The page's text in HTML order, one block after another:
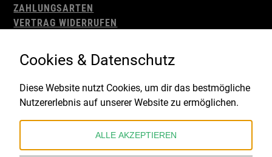
ZAHLUNGSARTEN
VERTRAG WIDERRUFEN
WIDERRUFSBELEHRUNG
IMPRESSUM
Gefördert durch:
Cookies & Datenschutz
Diese Website nutzt Cookies, um dir das bestmögliche
Nutzererlebnis auf unserer Website zu ermöglichen.
ALLE AKZEPTIEREN